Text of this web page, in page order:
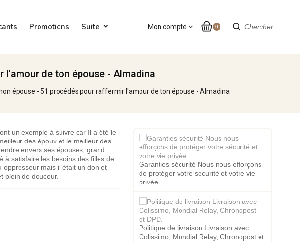
Chercher
Promotions Suite 0
Mon compte expand_more
de ton épouse - Almadina
épouse - 51 procédés pour raffermir l'amour de ton épouse - Almadina
un exemple à suivre car Il a été le
des époux et le meilleur des
envers ses épouses, grand
à satisfaire les besoins des filles de
oppresseur mais il était un don et
plein de douceur.
Garanties sécurité Nous nous efforçons
de protéger votre sécurité et votre vie
privée.
Politique de livraison Livraison avec
Colissimo, Mondial Relay, Chronopost et